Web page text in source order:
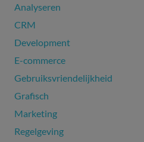
Analyseren
CRM
Development
E-commerce
Gebruiksvriendelijkheid
Grafisch
Marketing
Regelgeving